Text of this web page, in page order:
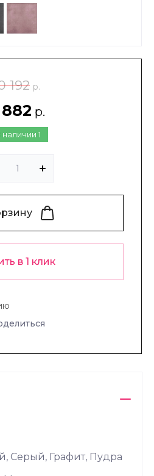
наличии 1
192 р.
р.
в 1 клик
Серый, Графит, Пудра